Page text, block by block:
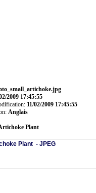
2009 17:45:55
11/02/2009 17:45:55
Anglais
Plant